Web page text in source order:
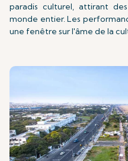
paradis culturel, attirant
monde entier. Les
une fenêtre sur l'âme de la